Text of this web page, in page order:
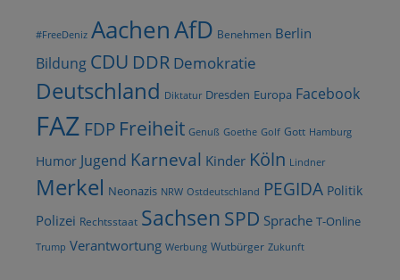
#FreeDeniz AachenAfD Benehmen Berlin
Bildung CDU DDR Demokratie
Deutschland Diktatur Dresden Europa Facebook
FAZ FDP Freiheit Genuß Goethe Golf Gott Hamburg
Humor Jugend Karneval Kinder Köln Lindner
Merkel Neonazis NRW Ostdeutschland PEGIDA Politik
Polizei Rechtsstaat Sachsen SPD Sprache T-Online
Trump Verantwortung Werbung Wutbürger Zukunft